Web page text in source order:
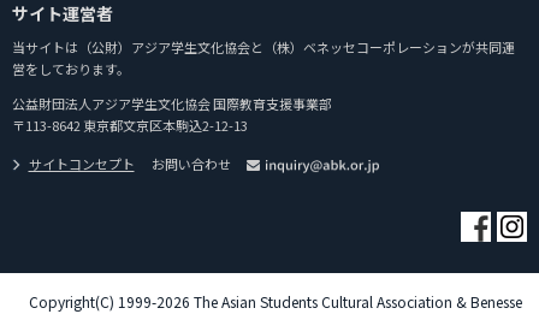
サイト運営者
当サイトは（公財）アジア学生文化協会と（株）ベネッセコーポレーションが共同運
営をしております。
公益財団法人アジア学生文化協会 国際教育支援事業部
〒113-8642 東京都文京区本駒込2-12-13
サイトコンセプト
お問い合わせ
Copyright(C) 1999-2026 The Asian Students Cultural Association & Benesse